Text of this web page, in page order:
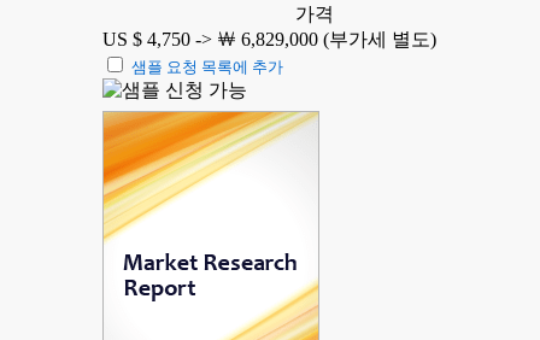
가격
US $ 4,750 -> ￦ 6,829,000 (부가세 별도)
샘플 요청 목록에 추가